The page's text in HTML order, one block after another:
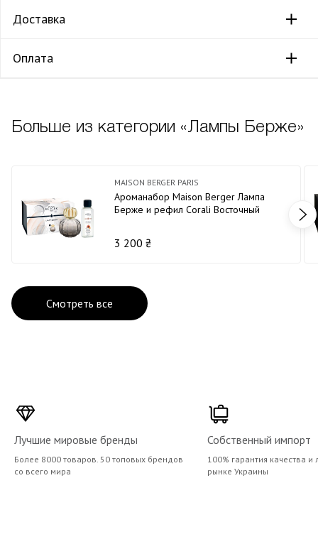
Доставка
Оплата
Больше из категории «Лампы Берже»
MAISON BERGER PARIS
Ароманабор Maison Berger Лампа
Берже и рефил Corali Восточный
3 200 ₴
Смотреть все
Лучшие мировые бренды
Более 8000 товаров. 50 топовых брендов
со всего мира
Собственный импорт
100% гарантия качества
рынке Украины